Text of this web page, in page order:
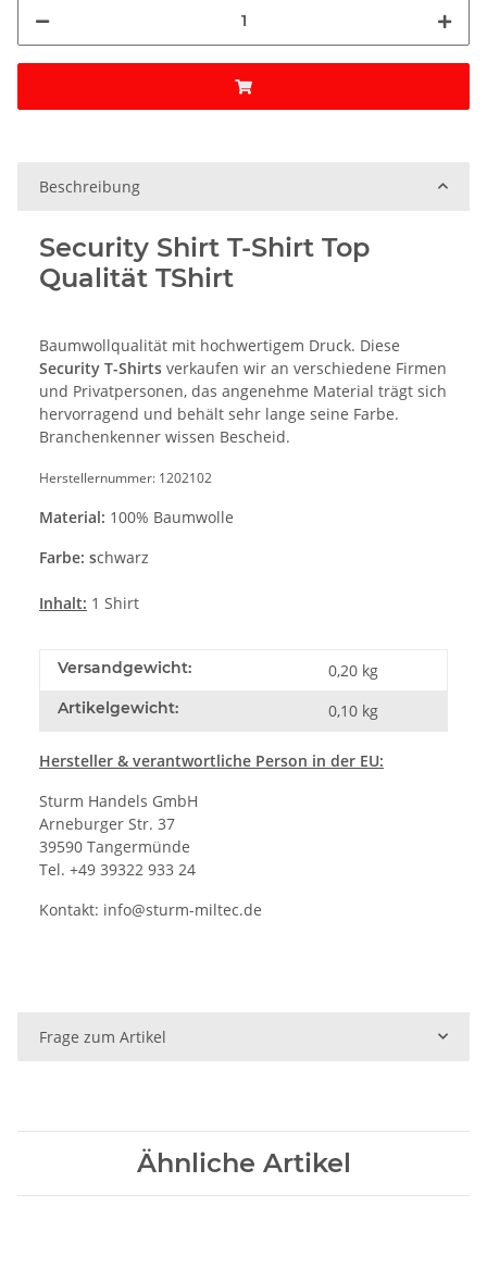
Beschreibung
Security Shirt T-Shirt Top
Qualität TShirt
Baumwollqualität mit hochwertigem Druck. Diese
Security T-Shirts verkaufen wir an verschiedene Firmen
und Privatpersonen, das angenehme Material trägt sich
hervorragend und behält sehr lange seine Farbe.
Branchenkenner wissen Bescheid.
Herstellernummer: 1202102
Material: 100% Baumwolle
Farbe: schwarz
Inhalt: 1 Shirt
Versandgewicht: 0,20 kg
Artikelgewicht: 0,10 kg
Hersteller & verantwortliche Person in der EU:
Sturm Handels GmbH
Arneburger Str. 37
39590 Tangermünde
Tel. +49 39322 933 24
Kontakt: info@sturm-miltec.de
Frage zum Artikel
Ähnliche Artikel